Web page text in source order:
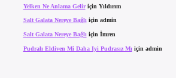
Yelken Ne Anlama Geliriçin Yıldırım
Salt Galata Nereye Bağlıiçin admin
Salt Galata Nereye Bağlı için İmren
Pudralı Eldiven Mi Daha Iyi Pudrasız Mı için admin